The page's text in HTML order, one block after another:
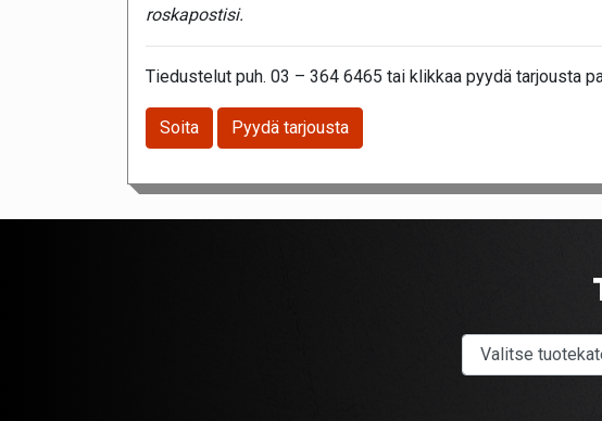
roskapostisi.
Tiedustelut puh. 03 – 364 6465 tai klikkaa pyydä tarjousta
Soita Pyydä tarjousta